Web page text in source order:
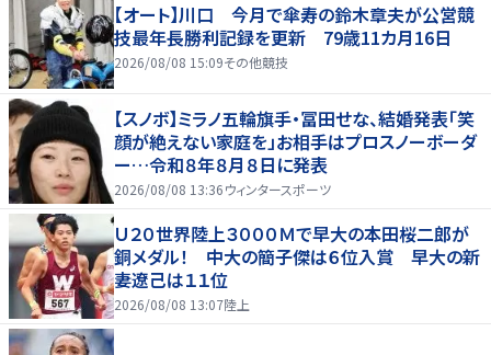
【オート】川口 今月で傘寿の鈴木章夫が公営競
技最年長勝利記録を更新 79歳11カ月16日
2026/08/08 15:09その他競技
【スノボ】ミラノ五輪旗手・冨田せな、結婚発表「笑
顔が絶えない家庭を」お相手はプロスノーボーダ
ー…令和８年８月８日に発表
2026/08/08 13:36ウィンタースポーツ
Ｕ２０世界陸上３０００Ｍで早大の本田桜二郎が
銅メダル！ 中大の簡子傑は６位入賞 早大の新
妻遼己は１１位
2026/08/08 13:07陸上